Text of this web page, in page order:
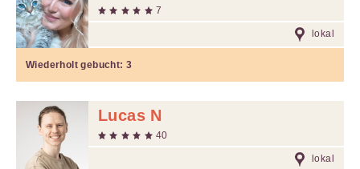
7
lokal
Wiederholt gebucht:3
Lucas N
40
lokal